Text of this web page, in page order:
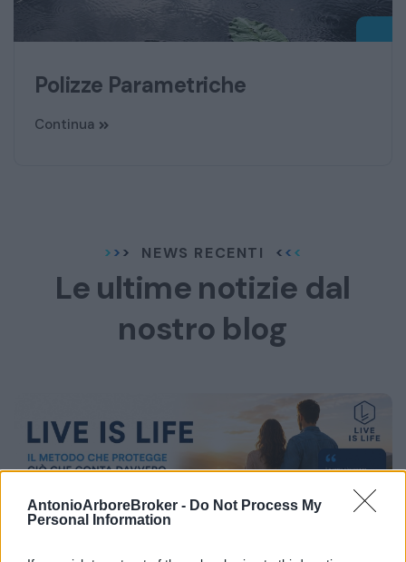
AntonioArboreBroker - Do Not Process My
Personal Information
Polizze Parametriche
Continua
NEWS RECENTI
Le ultime notizie dal
nostro blog